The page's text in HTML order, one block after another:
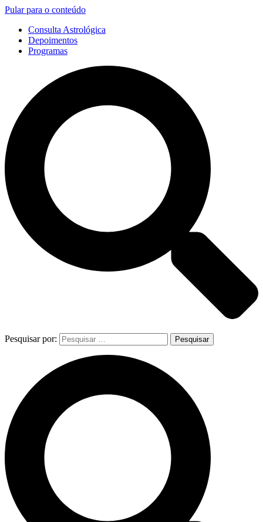
Pular para o conteúdo
Consulta Astrológica
Depoimentos
Programas
Pesquisar por: